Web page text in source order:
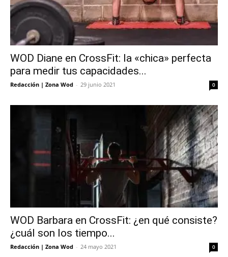
WOD Diane en CrossFit: la «chica» perfecta
para medir tus capacidades...
Redacción | Zona Wod - 29 junio 2021 0
WOD Barbara en CrossFit: ¿en qué consiste?
¿cuál son los tiempo...
Redacción | Zona Wod - 24 mayo 2021 0